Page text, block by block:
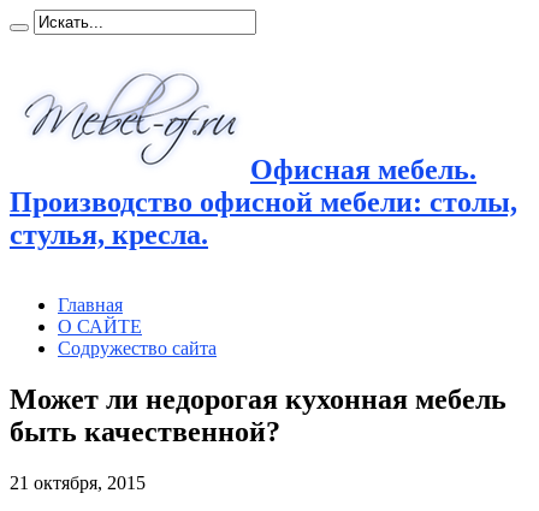
Офисная мебель.
Производство офисной мебели: столы,
стулья, кресла.
Главная
О САЙТЕ
Содружество сайта
Может ли недорогая кухонная мебель
быть качественной?
21 октября, 2015